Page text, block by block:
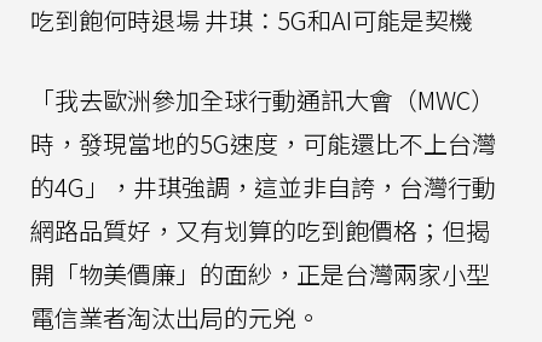
吃到飽何時退場 井琪：5G和AI可能是契機
「我去歐洲參加全球行動通訊大會（MWC）
時，發現當地的5G速度，可能還比不上台灣
的4G」，井琪強調，這並非自誇，台灣行動
網路品質好，又有划算的吃到飽價格；但揭
開「物美價廉」的面紗，正是台灣兩家小型
電信業者淘汰出局的元兇。